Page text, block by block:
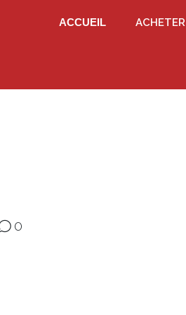
ACCUEIL ACHETER
0